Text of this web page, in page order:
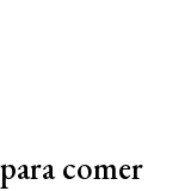
comer